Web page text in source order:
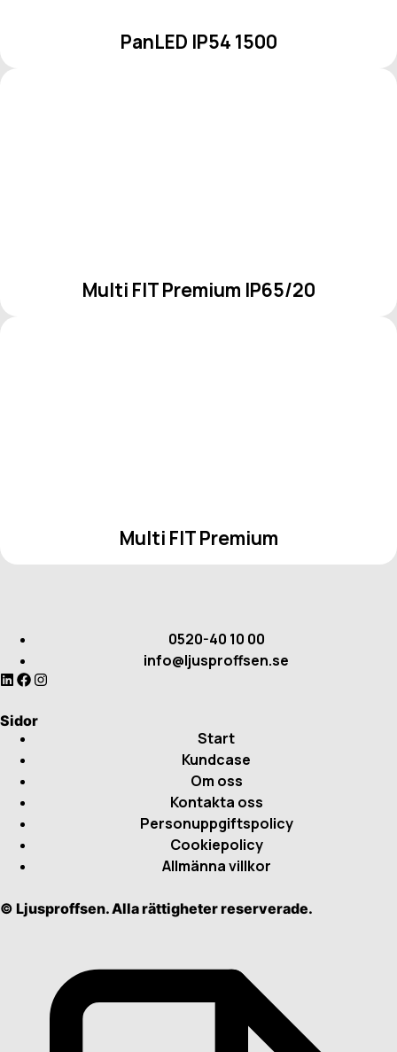
PanLED IP54 1500
Multi FIT Premium IP65/20
Multi FIT Premium
0520-40 10 00
info@ljusproffsen.se
Sidor
Start
Kundcase
Om oss
Kontakta oss
Personuppgiftspolicy
Cookiepolicy
Allmänna villkor
© Ljusproffsen. Alla rättigheter reserverade.